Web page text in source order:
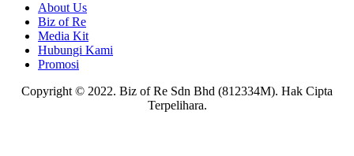
About Us
Biz of Re
Media Kit
Hubungi Kami
Promosi
Copyright © 2022. Biz of Re Sdn Bhd (812334M). Hak Cipta
Terpelihara.